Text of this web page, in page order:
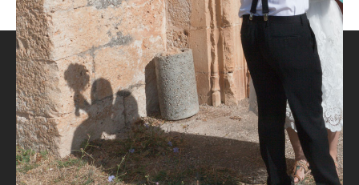
Fotos
Blog
Sobre mí
Testimonios
Video